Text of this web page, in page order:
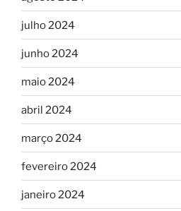
julho 2024
junho 2024
maio 2024
abril 2024
março 2024
fevereiro 2024
janeiro 2024